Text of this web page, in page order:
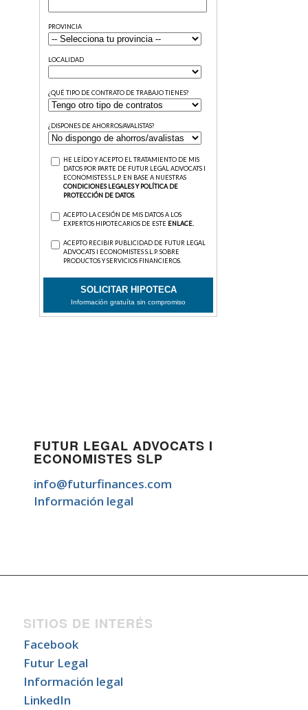
FUTUR LEGAL ADVOCATS I
ECONOMISTES SLP
info@futurfinances.com
Información legal
SITIOS DE INTERÉS
Facebook
Futur Legal
Información legal
LinkedIn